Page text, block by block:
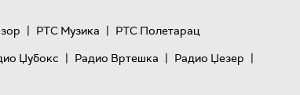
| РТС Музика | РТС Полетарац
Џубокс | Радио Вртешка | Радио Џезер |